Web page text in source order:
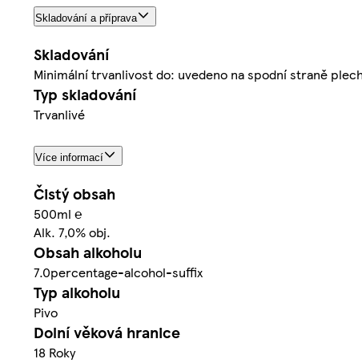
Skladování a příprava
Skladování
Minimální trvanlivost do: uvedeno na spodní straně
Typ skladování
Trvanlivé
Více informací
Čistý obsah
500ml ℮
Alk. 7,0% obj.
Obsah alkoholu
7.0percentage-alcohol-suffix
Typ alkoholu
Pivo
Dolní věková hranice
18 Roky